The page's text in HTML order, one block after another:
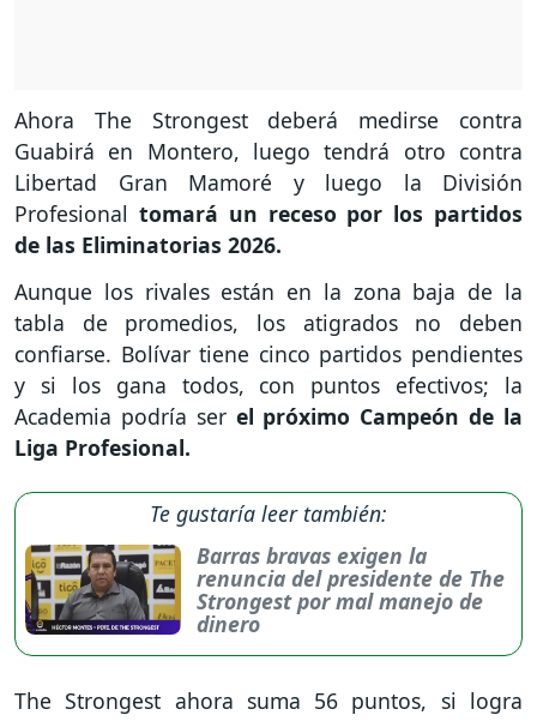
Ahora The Strongest deberá medirse contra
Guabirá en Montero, luego tendrá otro contra
Libertad Gran Mamoré y luego la División
Profesional tomará un receso por los partidos
de las Eliminatorias 2026.
Aunque los rivales están en la zona baja de la
tabla de promedios, los atigrados no deben
confiarse. Bolívar tiene cinco partidos pendientes
y si los gana todos, con puntos efectivos; la
Academia podría ser el próximo Campeón de la
Liga Profesional.
Te gustaría leer también:
Barras bravas exigen la
renuncia del presidente de The
Strongest por mal manejo de
dinero
The Strongest ahora suma 56 puntos, si logra